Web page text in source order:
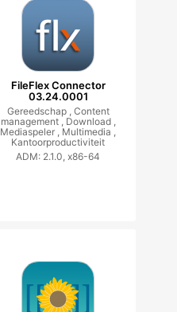
FileFlex Connector
03.24.0001
Gereedschap , Content
management , Download ,
Mediaspeler , Multimedia ,
Kantoorproductiviteit
ADM: 2.1.0, x86-64